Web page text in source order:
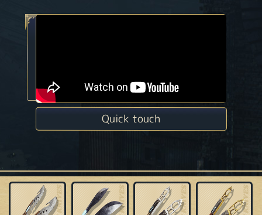
Quick touch